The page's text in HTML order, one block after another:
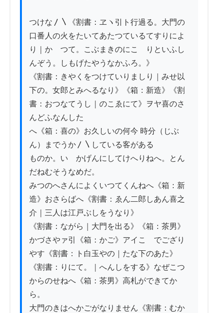
つけな〳〵《割書：ヱヽ引ト行過る。大門の
口番人の火をたいてあたつているてすりによ
り｜かゝつて。こぶまきのにこゞりといふし
んぞう。しもげたやうなかふろ。》
《割書：きやくをつけていりましり｜みせ以
下の。女郎とみへるなり》《箱：新造》《割
書：おつなてうし｜のこゑにて》ヲヤ喜のさ
んどふなんした
へ《箱：喜の》お久しいの何今 時分（じぶ
ん）までうか〳〵している客がある
ものか。いゝかげんにしてけへりねへ。とん
だねむそうなめだ。
みつのへさんによくいつてくんねへ《箱：新
造》おさらばへ《割書：ゑん二郎しあん喜之
介｜三人は江戸ぶしをうなり》
《割書：ながら｜大門を出る》《箱：茶男》
かづさやァ引《箱：かご》アイこゝでござり
やす《割書：ト白玉やの｜たな下のあた》
《割書：りにて。｜へんしをする》なぜこつ
からのせねへ《箱：茶男》高札ができてか
ら。
大門のきはへかごがなりません《割書：むか